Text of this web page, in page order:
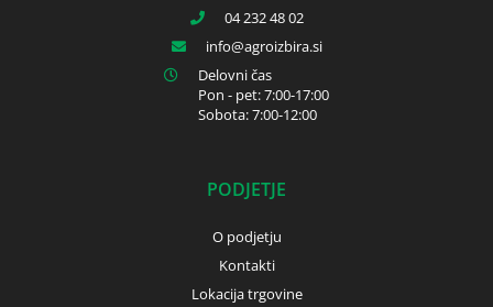
04 232 48 02
info
agroizbira.si
Delovni čas
Pon - pet: 7:00-17:00
Sobota: 7:00-12:00
PODJETJE
O podjetju
Kontakti
Lokacija trgovine